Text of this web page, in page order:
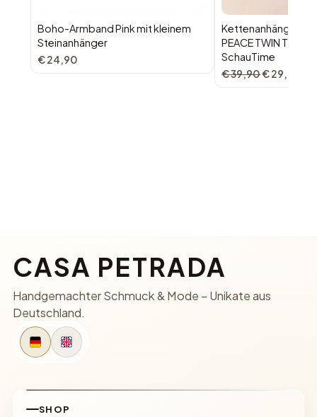
Boho-Armband Pink mit kleinem
Steinanhänger
€ 24,90
Kettenanhänger
PEACE TWIN
SchauTime
€ 39,90€ 29,90
CASA PETRADA
Handgemachter Schmuck & Mode – Unikate aus
Deutschland.
SHOP